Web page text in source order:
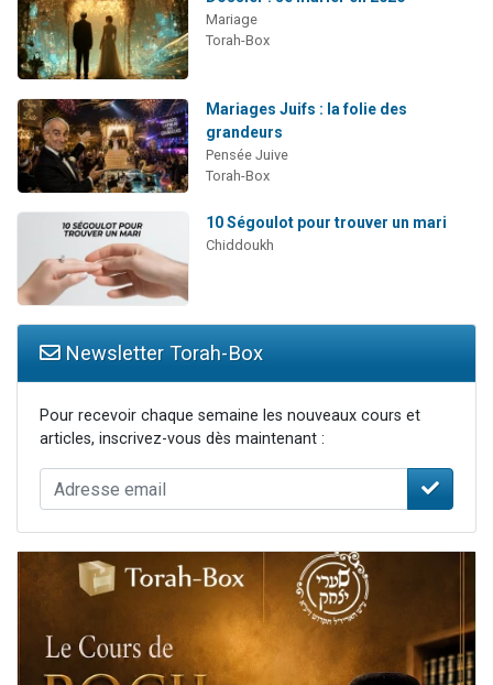
Mariage
Torah-Box
Mariages Juifs : la folie des
grandeurs
Pensée Juive
Torah-Box
10 Ségoulot pour trouver un mari
Chiddoukh
Newsletter Torah-Box
Pour recevoir chaque semaine les nouveaux cours et
articles, inscrivez-vous dès maintenant :